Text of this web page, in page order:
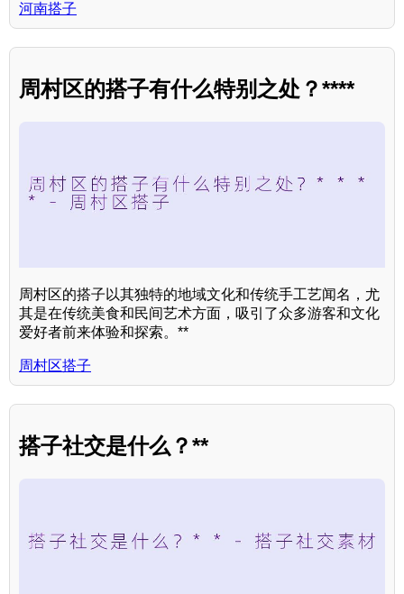
河南搭子
周村区的搭子有什么特别之处？****
周村区的搭子以其独特的地域文化和传统手工艺闻名，尤
其是在传统美食和民间艺术方面，吸引了众多游客和文化
爱好者前来体验和探索。**
周村区搭子
搭子社交是什么？**